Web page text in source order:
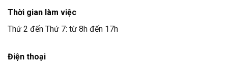
Thời gian làm việc
Thứ 2 đến Thứ 7: từ 8h đến 17h
Điện thoại